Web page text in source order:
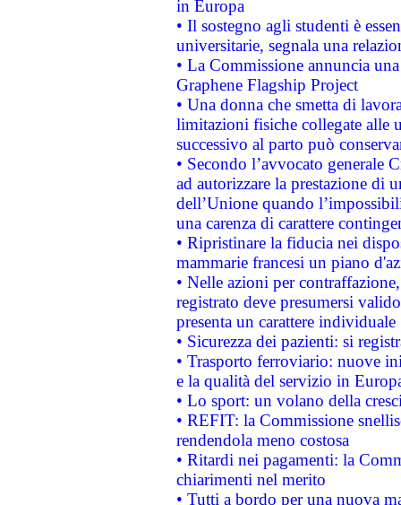
in Europa
• Il sostegno agli studenti è
universitarie, segnala una
• La Commissione annuncia
Graphene Flagship Project
• Una donna che smetta di
limitazioni fisiche collegate alle
successivo al parto può
• Secondo l’avvocato
ad autorizzare la prestazione di
dell’Unione quando
una carenza di carattere
• Ripristinare la fiducia nei
mammarie francesi un piano
• Nelle azioni per
registrato deve presumersi
presenta un carattere individuale
• Sicurezza dei pazienti: si
• Trasporto ferroviario: nuove
e la qualità del servizio in
• Lo sport: un volano della
• REFIT: la Commissione
rendendola meno costosa
• Ritardi nei pagamenti: la
chiarimenti nel merito
• Tutti a bordo per una nuova